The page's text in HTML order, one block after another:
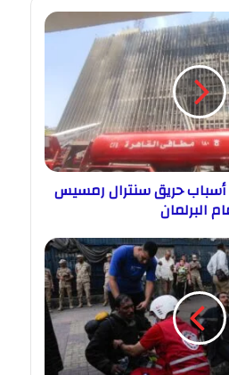
أسباب حريق سنترال رمسيس
البرلمان